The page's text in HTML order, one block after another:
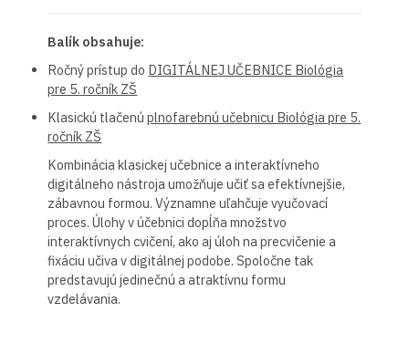
Balík obsahuje:
Ročný prístup do DIGITÁLNEJ UČEBNICE Biológia
pre 5. ročník ZŠ
Klasickú tlačenúplnofarebnú učebnicu Biológia pre 5.
ročník ZŠ
Kombinácia klasickej učebnice a interaktívneho
digitálneho nástroja umožňuje učiť sa efektívnejšie,
zábavnou formou. Významne uľahčuje vyučovací
proces. Úlohy v účebnici dopĺňa množstvo
interaktívnych cvičení, ako aj úloh na precvičenie a
fixáciu učiva v digitálnej podobe. Spoločne tak
predstavujú jedinečnú a atraktívnu formu
vzdelávania.